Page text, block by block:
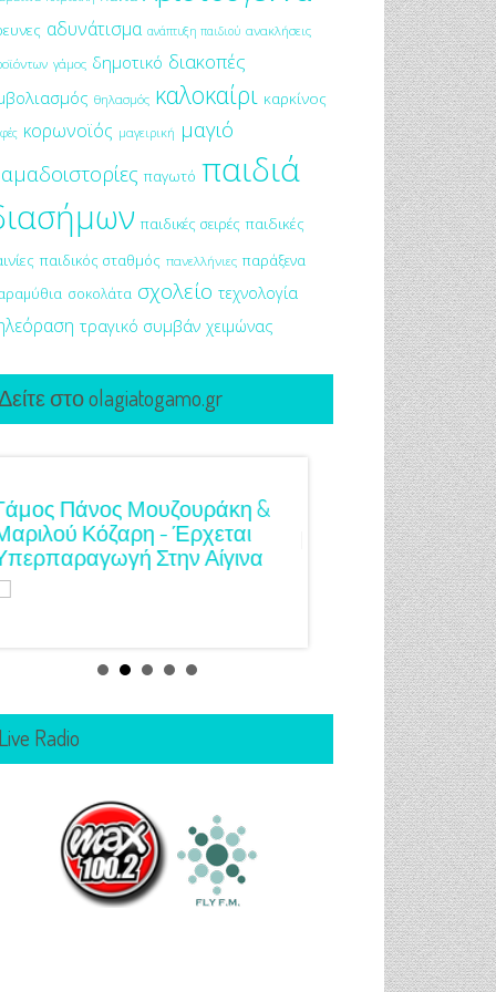
αδυνάτισμα ανάπτυξη παιδιού ανακλήσεις
γάμος δημοτικό διακοπές
θηλασμός καλοκαίρι καρκίνος
κορωνοϊός μαγειρική μαγιό
παγωτό παιδιά
παιδικές σειρές παιδικές
παιδικός σταθμός πανελλήνιες παράξενα
σοκολάτα σχολείο τεχνολογία
τραγικό συμβάν χειμώνας
στο olagiatogamo.gr
Πάνος Μουζουράκη &
Κόζαρη - Έρχεται
Στην Αίγινα
Κόκκινο Κραγιόν
Live Radio